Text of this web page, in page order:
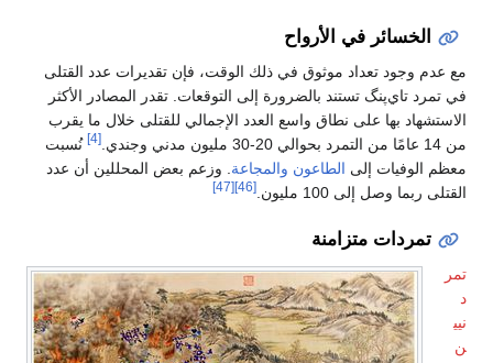
الخسائر في الأرواح
مع عدم وجود تعداد موثوق في ذلك الوقت، فإن تقديرات عدد القتلى
في تمرد تاي‌پنگ تستند بالضرورة إلى التوقعات. تقدر المصادر الأكثر
الاستشهاد بها على نطاق واسع العدد الإجمالي للقتلى خلال ما يقرب
من 14 عامًا من التمرد بحوالي 20-30 مليون مدني وجندي.
[4]
نُسبت
معظم الوفيات إلى الطاعون والمجاعة . وزعم بعض المحللين أن عدد
القتلى ربما وصل إلى 100 مليون.
[46]
[47]
تمردات متزامنة
تمر
د
نيي
ن